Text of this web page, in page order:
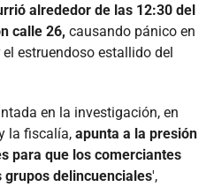
alrededor de las 12:30 del
calle 26, causando pánico en
estruendoso estallido del
en la investigación, en
la fiscalía, apunta a la presión
para que los comerciantes
grupos delincuenciales',